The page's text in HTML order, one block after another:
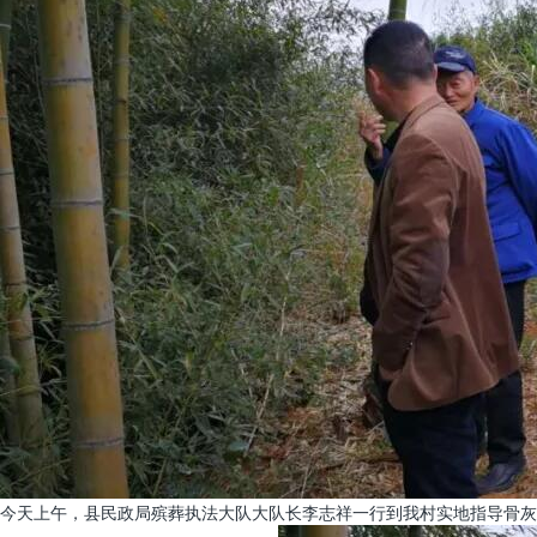
今天上午，县民政局殡葬执法大队大队长李志祥一行到我村实地指导骨